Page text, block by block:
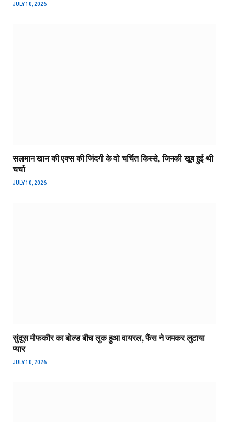
JULY 10, 2026
सलमान खान की एक्स की जिंदगी के वो चर्चित किस्से, जिनकी खूब हुई थी
चर्चा
JULY 10, 2026
सुंदूस मौफकीर का बोल्ड बीच लुक हुआ वायरल, फैंस ने जमकर लुटाया
प्यार
JULY 10, 2026